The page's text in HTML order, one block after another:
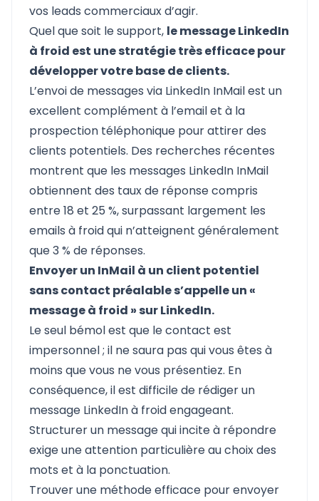
vos leads commerciaux d’agir.
Quel que soit le support, le message LinkedIn
à froid est une stratégie très efficace pour
développer votre base de clients.
L’envoi de messages via LinkedIn InMail est un
excellent complément à l’email et à la
prospection téléphonique pour attirer des
clients potentiels. Des recherches récentes
montrent que les messages LinkedIn InMail
obtiennent des taux de réponse compris
entre 18 et 25 %, surpassant largement les
emails à froid qui n’atteignent généralement
que 3 % de réponses.
Envoyer un InMail à un client potentiel
sans contact préalable s’appelle un «
message à froid » sur LinkedIn.
Le seul bémol est que le contact est
impersonnel ; il ne saura pas qui vous êtes à
moins que vous ne vous présentiez. En
conséquence, il est difficile de rédiger un
message LinkedIn à froid engageant.
Structurer un message qui incite à répondre
exige une attention particulière au choix des
mots et à la ponctuation.
Trouver une méthode efficace pour envoyer